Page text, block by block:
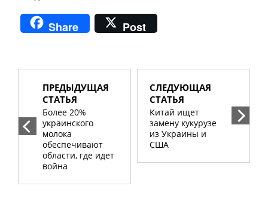
Share Post
ПРЕДЫДУЩАЯ
СТАТЬЯ
Более 20%
украинского
молока
обеспечивают
области, где идет
война
СЛЕДУЮЩАЯ
СТАТЬЯ
Китай ищет
замену кукурузе
из Украины и
США